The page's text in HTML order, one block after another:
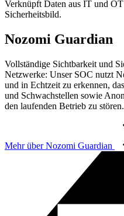
Verknüpft Daten aus IT und
Sicherheitsbild.
Nozomi Guardian
Vollständige Sichtbarkeit und
Netzwerke: Unser SOC nutzt
und in Echtzeit zu erkennen,
und Schwachstellen sowie
den laufenden Betrieb zu stören.
Mehr über Nozomi Guardian